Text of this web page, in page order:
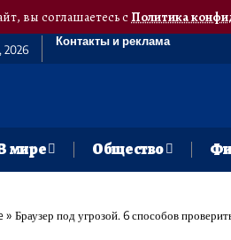
вы соглашаетесь сПолитика
2026
Контакты и реклама
мире Общество
» Браузер под угрозой. 6 способов